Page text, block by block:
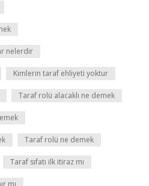
nelerdir
Kimlerin taraf ehliyeti yoktur
Taraf rolü alacaklı ne demek
Taraf rolü ne demek
Taraf sıfatı ilk itiraz mı
mı